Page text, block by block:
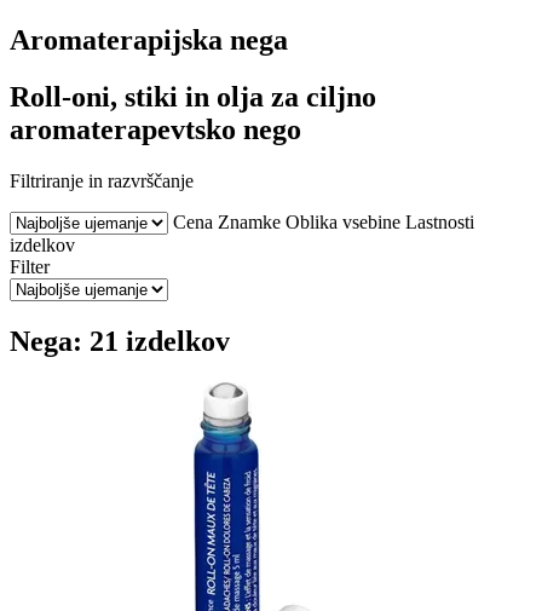
Aromaterapijska nega
Roll-oni, stiki in olja za ciljno
aromaterapevtsko nego
Filtriranje in razvrščanje
Cena Znamke Oblika vsebine Lastnosti
izdelkov
Filter
Nega: 21 izdelkov